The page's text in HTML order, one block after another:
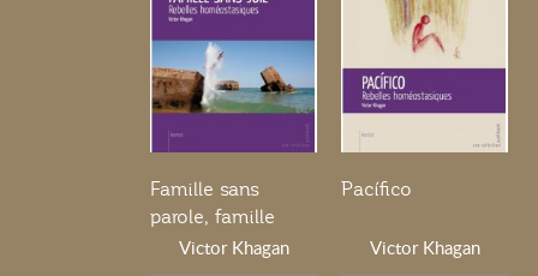
Famille sans
parole, famille
sans joie
Victor Khagan
Pacífico
Victor Khagan